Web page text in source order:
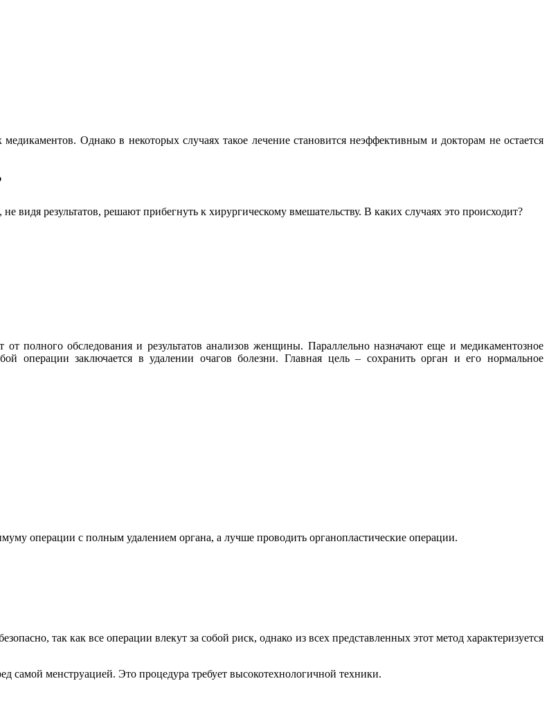
Однако в некоторых случаях такое лечение становится неэффективным и докторам не остается
результатов, решают прибегнуть к хирургическому вмешательству. В каких случаях это происходит?
полного обследования и результатов анализов женщины. Параллельно назначают еще и медикаментозное
операции заключается в удалении очагов болезни. Главная цель – сохранить орган и его нормальное
операции с полным удалением органа, а лучше проводить органопластические операции.
так как все операции влекут за собой риск, однако из всех представленных этот метод характеризуется
самой менструацией. Это процедура требует высокотехнологичной техники.